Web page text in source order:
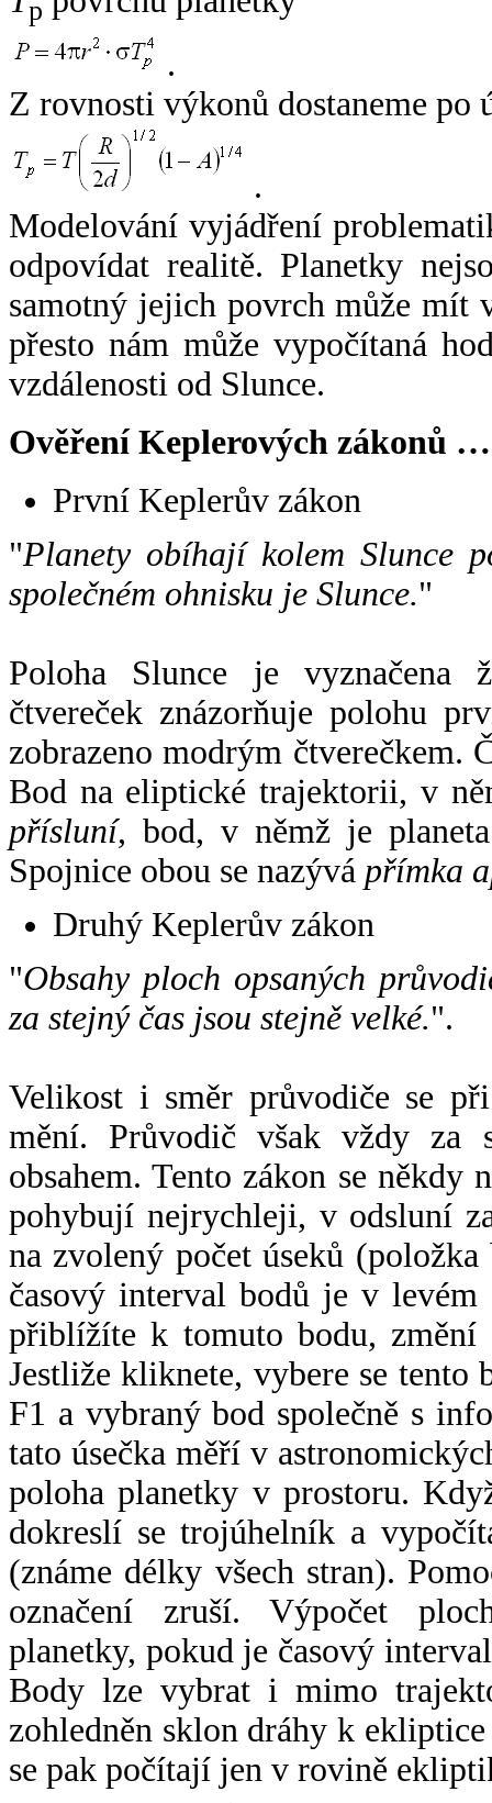
p
.
Z rovnosti výkonů dostaneme po
.
Modelování vyjádření
odpovídat realitě. Planetky
samotný jejich povrch může mít
přesto nám může vypočítaná
vzdálenosti od Slunce.
Ověření Keplerových zákonů …
První Keplerův zákon
"Planety obíhají kolem Slunce
společném ohnisku je Slunce."
Poloha Slunce je vyznačena
čtvereček znázorňuje polohu
zobrazeno modrým čtverečkem.
Bod na eliptické trajektorii, v
přísluní, bod, v němž je
Spojnice obou se nazývá přímka
Druhý Keplerův zákon
"Obsahy ploch opsaných
za stejný čas jsou stejně velké.".
Velikost i směr průvodiče se
mění. Průvodič však vždy za
obsahem. Tento zákon se někdy
pohybují nejrychleji, v odsluní
na zvolený počet úseků
časový interval bodů je v
přiblížíte k tomuto bodu,
Jestliže kliknete, vybere se tento
F1 a vybraný bod společně s
tato úsečka měří v
poloha planetky v prostoru.
dokreslí se trojúhelník a
(známe délky všech stran).
označení zruší. Výpočet
planetky, pokud je časový
Body lze vybrat i mimo
zohledněn sklon dráhy k
se pak počítají jen v rovině